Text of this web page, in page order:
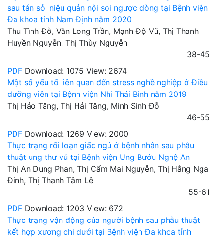
sau tán sỏi niệu quản nội soi ngược dòng tại Bệnh viện
Đa khoa tỉnh Nam Định năm 2020
Thu Tình Đỗ, Văn Long Trần, Mạnh Độ Vũ, Thị Thanh
Huyền Nguyễn, Thị Thùy Nguyễn
38-45
PDF Download: 1075 View: 2674
Một số yếu tố liên quan đến stress nghề nghiệp ở Điều
dưỡng viên tại Bệnh viện Nhi Thái Bình năm 2019
Thị Hảo Tăng, Thị Hải Tăng, Minh Sinh Đỗ
46-55
PDF Download: 1269 View: 2000
Thực trạng rối loạn giấc ngủ ở bệnh nhân sau phẫu
thuật ung thư vú tại Bệnh viện Ung Bướu Nghệ An
Thị An Dung Phan, Thị Cẩm Mai Nguyễn, Thị Hằng Nga
Đinh, Thị Thanh Tâm Lê
55-61
PDF Download: 1203 View: 672
Thực trạng vận động của người bệnh sau phẫu thuật
kết hợp xương chi dưới tại Bệnh viện Đa khoa tỉnh